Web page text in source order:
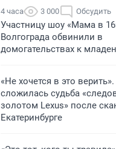
4 часа 3 000 Обсудить
Участницу шоу «Мама в
Волгограда обвинили в
домогательствах к
«Не хочется в это
сложилась судьба
золотом Lexus» после
Екатеринбурге